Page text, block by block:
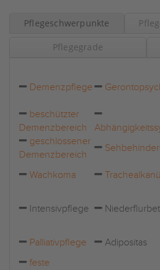
Pflegeschwerpunkte
Pflegegrade
Demenzpflege
beschützter
Demenzbereich
geschlossener
Demenzbereich
Wachkoma
Intensivpflege
Palliativpflege
Adipositas
feste